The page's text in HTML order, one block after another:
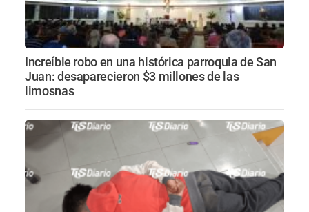
Increíble robo en una histórica parroquia de San
Juan: desaparecieron $3 millones de las
limosnas